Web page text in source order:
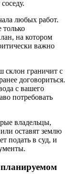
любых работ.
на котором
важно
склон граничит с
договориться.
с вашего
потребовать
владельцы,
оставят землю
подать в суд, и